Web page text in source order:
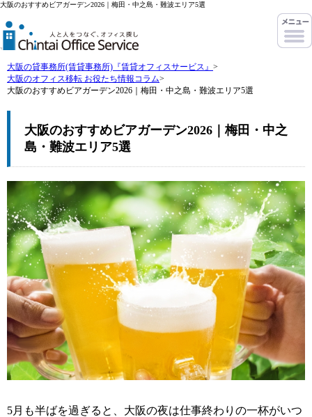
大阪のおすすめビアガーデン2026｜梅田・中之島・難波エリア5選
大阪の貸事務所(賃貸事務所)『賃貸オフィスサービス』 >
大阪のオフィス移転 お役たち情報コラム>
大阪のおすすめビアガーデン2026｜梅田・中之島・難波エリア5選
大阪のおすすめビアガーデン2026｜梅田・中之
島・難波エリア5選
5月も半ばを過ぎると、大阪の夜は仕事終わりの一杯がいつ